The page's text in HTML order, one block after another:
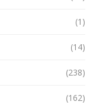
(1)
(14)
(238)
(162)